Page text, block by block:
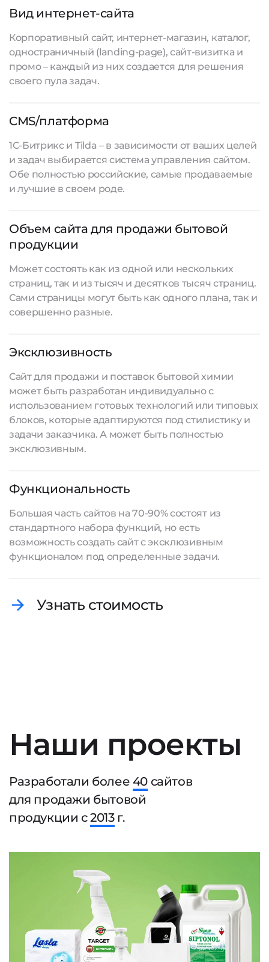
Вид интернет-сайта
Корпоративный сайт, интернет-магазин, каталог,
одностраничный (landing-page), сайт-визитка и
промо – каждый из них создается для решения
своего пула задач.
CMS/платформа
1С-Битрикс и Tilda – в зависимости от ваших целей
и задач выбирается система управления сайтом.
Обе полностью российские, самые продаваемые
и лучшие в своем роде.
Объем сайта для продажи бытовой
продукции
Может состоять как из одной или нескольких
страниц, так и из тысяч и десятков тысяч страниц.
Сами страницы могут быть как одного плана, так и
совершенно разные.
Эксклюзивность
Сайт для продажи и поставок бытовой химии
может быть разработан индивидуально с
использованием готовых технологий или типовых
блоков, которые адаптируются под стилистику и
задачи заказчика. А может быть полностью
эксклюзивным.
Функциональность
Большая часть сайтов на 70-90% состоят из
стандартного набора функций, но есть
возможностьсоздать сайтс эксклюзивным
функционалом под определенные задачи.
Узнать стоимость
Наши проекты
Разработали более 40 сайтов
для продажи бытовой
продукции с2013г.